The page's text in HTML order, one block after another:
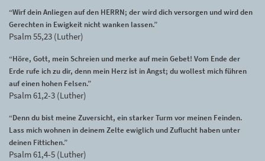
“Wirf dein Anliegen auf den HERRN; der wird dich versorgen und wird den
Gerechten in Ewigkeit nicht wanken lassen.”
Psalm 55,23 (Luther)
“Höre, Gott, mein Schreien und merke auf mein Gebet! Vom Ende der
Erde rufe ich zu dir, denn mein Herz ist in Angst; du wollest mich führen
auf einen hohen Felsen.”
Psalm 61,2-3 (Luther)
“Denn du bist meine Zuversicht, ein starker Turm vor meinen Feinden.
Lass mich wohnen in deinem Zelte ewiglich und Zuflucht haben unter
deinen Fittichen.”
Psalm 61,4-5 (Luther)